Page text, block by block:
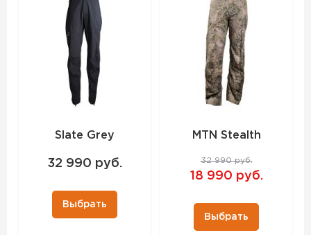
Slate Grey
32 990 руб.
Выбрать
MTN Stealth
32 990 руб.
18 990 руб.
Выбрать